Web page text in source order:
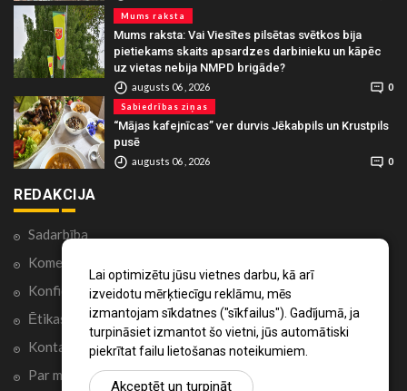
Lai optimizētu jūsu vietnes darbu, kā arī
izveidotu mērķtiecīgu reklāmu, mēs
izmantojam sīkdatnes ("sīkfailus"). Gadījumā, ja
turpināsiet izmantot šo vietni, jūs automātiski
piekrītat failu lietošanas noteikumiem.
Akceptēt un turpināt
Mums raksta
Mums raksta: Vai Viesītes pilsētas svētkos bija
pietiekams skaits apsardzes darbinieku un kāpēc
uz vietas nebija NMPD brigāde?
augusts 06 , 2026 0
Sabiedrības ziņas
“Mājas kafejnīcas” ver durvis Jēkabpils un Krustpils
pusē
augusts 06 , 2026 0
REDAKCIJA
Sadarbība
Komentāri portālā
Konfidencialitātes politika
Ētikas kodekss
Kontakti
Par mums